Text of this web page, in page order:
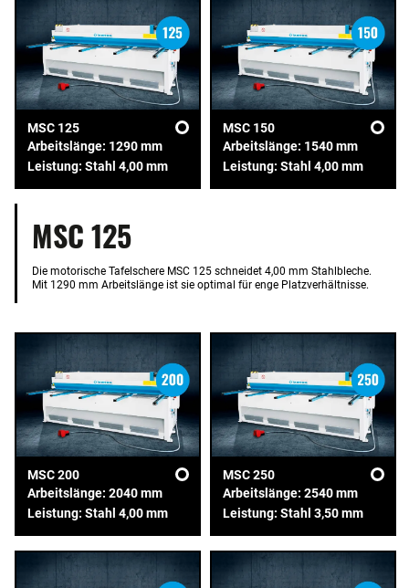
MSC 125
Arbeitslänge: 1290 mm
Leistung: Stahl 4,00 mm
MSC 150
Arbeitslänge: 1540 mm
Leistung: Stahl 4,00 mm
MSC 125
Die motorische Tafelschere MSC 125 schneidet 4,00 mm Stahlbleche.
Mit 1290 mm Arbeitslänge ist sie optimal für enge Platzverhältnisse.
MSC 200
Arbeitslänge: 2040 mm
Leistung: Stahl 4,00 mm
MSC 250
Arbeitslänge: 2540 mm
Leistung: Stahl 3,50 mm